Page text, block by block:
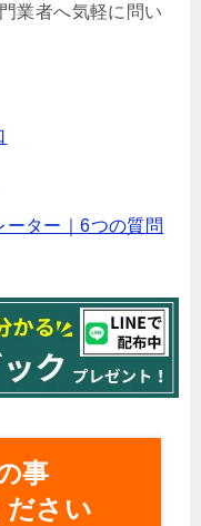
業者へ気軽に問い
ター｜6つの質問
事
ださい